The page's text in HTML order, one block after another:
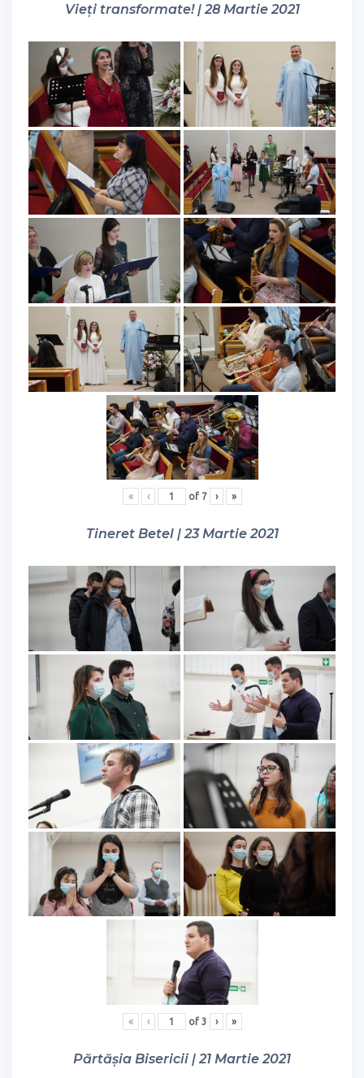
Vieți transformate! | 28 Martie 2021
« ‹ of 7 › »
Tineret Betel | 23 Martie 2021
« ‹ of 3 › »
Părtășia Bisericii | 21 Martie 2021